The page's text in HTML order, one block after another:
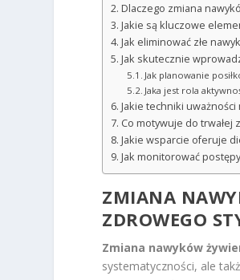
Dlaczego zmiana
Jakie są kluczowe
Jak eliminować złe
Jak skutecznie
Jak planowanie
Jaka jest rola
Jakie techniki
Co motywuje do trwałej
Jakie wsparcie oferuje
Jak monitorować
ZMIANA
ZDROWEGO
Zmiana nawyków
systematyczności, ale